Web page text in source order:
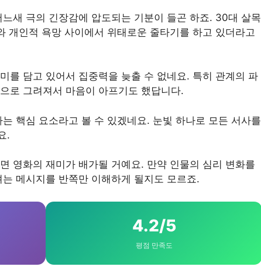
새 극의 긴장감에 압도되는 기분이 들곤 하죠. 30대 살목
개인적 욕망 사이에서 위태로운 줄타기를 하고 있더라고
를 담고 있어서 집중력을 늦출 수 없네요. 특히 관계의 파
로 그려져서 마음이 아프기도 했답니다.
핵심 요소라고 볼 수 있겠네요. 눈빛 하나로 모든 서사를
.
영화의 재미가 배가될 거예요. 만약 인물의 심리 변화를
메시지를 반쪽만 이해하게 될지도 모르죠.
4.2/5
평점 만족도